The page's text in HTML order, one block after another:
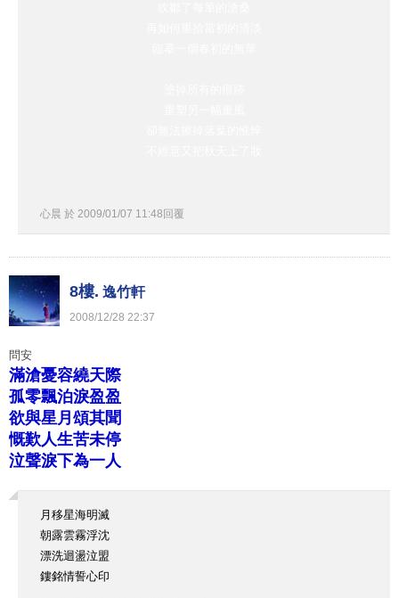
心晨 於 2009/01/07 11:48 回覆
8樓. 逸竹軒
2008/12/28 22:37
問安
滿滄憂容繞天際
孤零飄泊淚盈盈
欲與星月頌其聞
慨歎人生苦未停
泣聲淚下為一人
月移星海明滅
朝露雲霧浮沈
漂洗迴盪泣盟
鏤銘情誓心印